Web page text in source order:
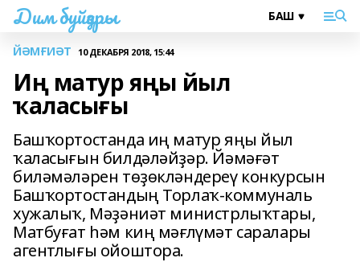
Дим буйҙары
ЙӘМҒИӘТ 10 ДЕКАБРЯ 2018, 15:44
Иң матур яңы йыл
ҡаласығы
Башҡортостанда иң матур яңы йыл
ҡаласығын билдәләйҙәр. Йәмәғәт
биләмәләрен төҙөкләндереү конкурсын
Башҡортостандың Торлаҡ-коммуналь
хужалыҡ, Мәҙәниәт министрлыҡтары,
Матбуғат һәм киң мәғлүмәт саралары
агентлығы ойоштора.